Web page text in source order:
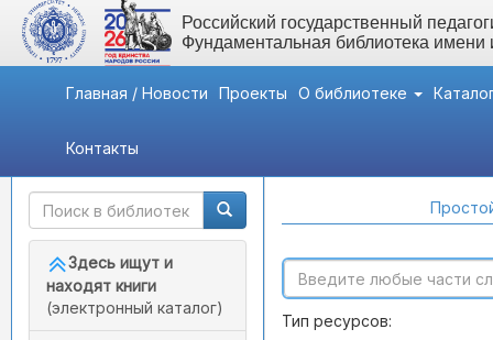
Российский государственный
Фундаментальная библиотека
Главная / Новости Проекты О библиотеке
Контакты
Быстрый доступ
Здесь ищут и
находят книги
(электронный каталог)
Тип ресурсов: